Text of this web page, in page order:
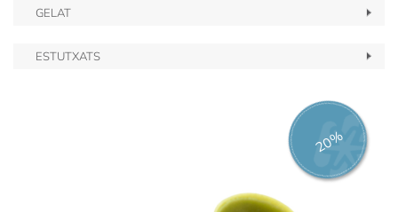
GELAT
ESTUTXATS
20%